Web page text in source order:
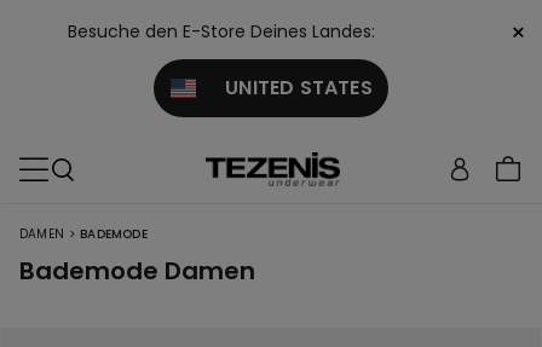
Besuche den E-Store Deines Landes:
UNITED STATES
×
DAMEN > BADEMODE
Bademode Damen